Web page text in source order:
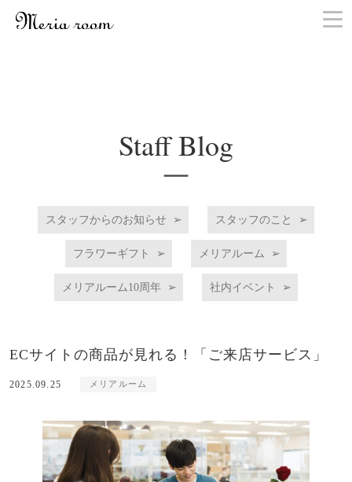
お問い合わせ
Staff Blog
スタッフからのお知らせ スタッフのこと
フラワーギフト メリアルーム
メリアルーム10周年 社内イベント
ECサイトの商品が見れる！「ご来店サービス」
2025.09.25 メリアルーム